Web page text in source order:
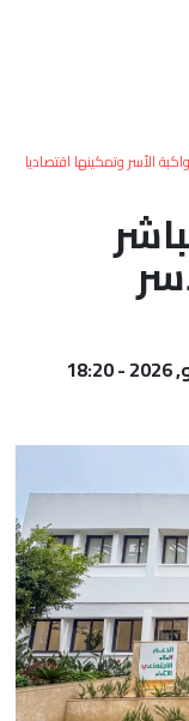
الأسر وتمكينها اقتصاديا